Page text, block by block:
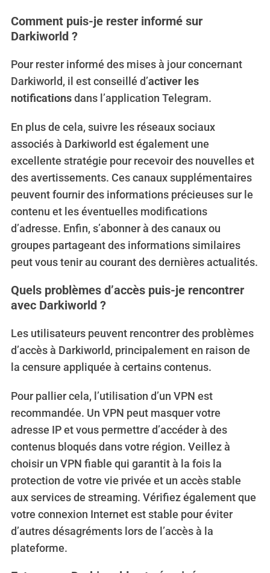
Comment puis-je rester informé sur
Darkiworld ?
Pour rester informé des mises à jour concernant
Darkiworld, il est conseillé d’activer les
notificationsdans l’application Telegram.
En plus de cela, suivre les réseaux sociaux
associés à Darkiworld est également une
excellente stratégie pour recevoir des nouvelles et
des avertissements. Ces canaux supplémentaires
peuvent fournir des informations précieuses sur le
contenu et les éventuelles modifications
d’adresse. Enfin, s’abonner à des canaux ou
groupes partageant des informations similaires
peut vous tenir au courant des dernières actualités.
Quels problèmes d’accès puis-je rencontrer
avec Darkiworld ?
Les utilisateurs peuvent rencontrer des problèmes
d’accès à Darkiworld, principalement en raison de
la censure appliquée à certains contenus.
Pour pallier cela, l’utilisation d’un VPN est
recommandée. Un VPN peut masquer votre
adresse IP et vous permettre d’accéder à des
contenus bloqués dans votre région. Veillez à
choisir un VPN fiable qui garantit à la fois la
protection de votre vie privée et un accès stable
aux services de streaming. Vérifiez également que
votre connexion Internet est stable pour éviter
d’autres désagréments lors de l’accès à la
plateforme.